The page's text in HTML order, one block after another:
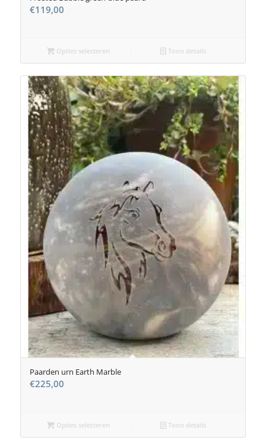
€119,00
Opties selecteren Toon details
Paarden urn Earth Marble
€225,00
Opties selecteren Toon details